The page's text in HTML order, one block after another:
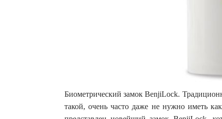
Биометрический замок BenjiLock.
такой, очень часто даже не нужно иметь